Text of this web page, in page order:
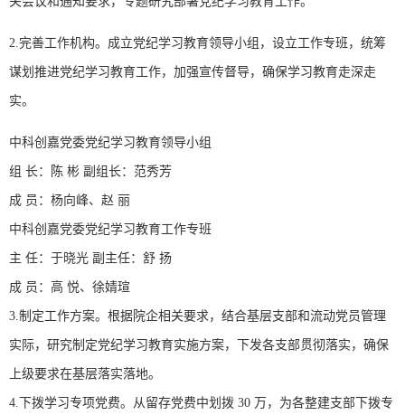
2.完善工作机构。成立党纪学习教育领导小组，设立工作专班，统筹
谋划推进党纪学习教育工作，加强宣传督导，确保学习教育走深走
实。
中科创嘉党委党纪学习教育领导小组
组 长：陈 彬 副组长：范秀芳
成 员：杨向峰、赵 丽
中科创嘉党委党纪学习教育工作专班
主 任：于晓光 副主任：舒 扬
成 员：高 悦、徐婧瑄
3.制定工作方案。根据院企相关要求，结合基层支部和流动党员管理
实际，研究制定党纪学习教育实施方案，下发各支部贯彻落实，确保
上级要求在基层落实落地。
4.下拨学习专项党费。从留存党费中划拨 30 万，为各整建支部下拨专